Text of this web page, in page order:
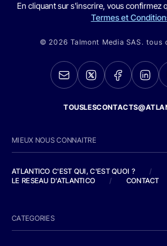
En cliquant sur s'inscrire, vous confirmez
Termes et
© 2026 Talmont Media SAS. tous
MIEUX NOUS CONNAITRE
ATLANTICO C'EST QUI, C'EST QUOI ?
/
LE RESEAU D'ATLANTICO
/ CONTACT
CATEGORIES